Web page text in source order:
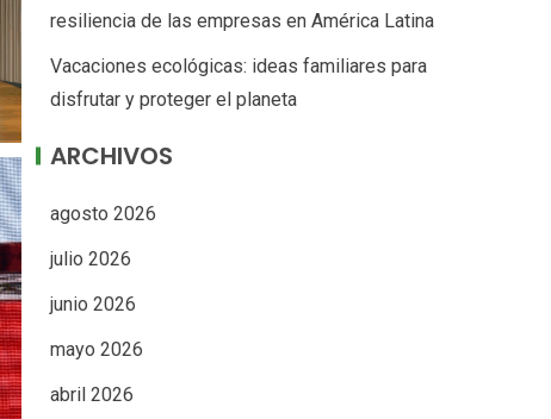
resiliencia de las empresas en América Latina
Vacaciones ecológicas: ideas familiares para
disfrutar y proteger el planeta
ARCHIVOS
agosto 2026
julio 2026
junio 2026
mayo 2026
abril 2026